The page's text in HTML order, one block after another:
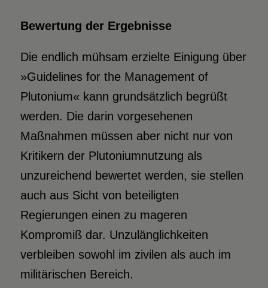
Bewertung der Ergebnisse
Die endlich mühsam erzielte Einigung über
»Guidelines for the Management of
Plutonium« kann grundsätzlich begrüßt
werden. Die darin vorgesehenen
Maßnahmen müssen aber nicht nur von
Kritikern der Plutoniumnutzung als
unzureichend bewertet werden, sie stellen
auch aus Sicht von beteiligten
Regierungen einen zu mageren
Kompromiß dar. Unzulänglichkeiten
verbleiben sowohl im zivilen als auch im
militärischen Bereich.